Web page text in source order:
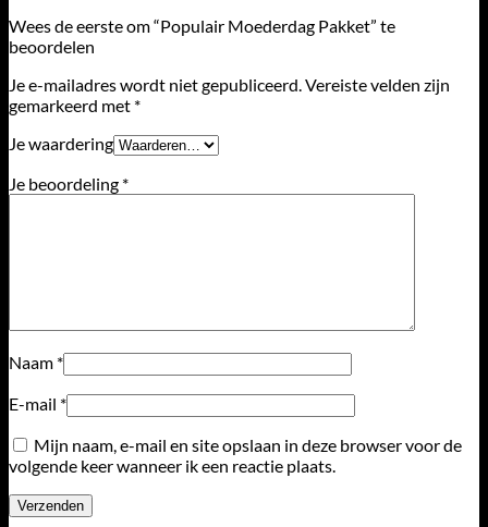
Wees de eerste om “Populair Moederdag Pakket” te
beoordelen
Je e-mailadres wordt niet gepubliceerd.Vereiste velden zijn
gemarkeerd met *
Je waardering
Je beoordeling *
Naam *
E-mail *
Mijn naam, e-mail en site opslaan in deze browser voor de
volgende keer wanneer ik een reactie plaats.